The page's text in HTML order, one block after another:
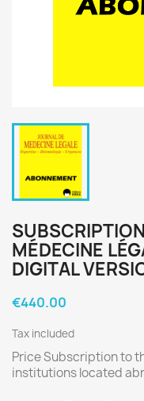
MÉDECINE
DIGITAL
€440.00
Tax included
Price Subscription to
institutions located